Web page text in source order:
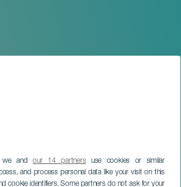
we andour 14 partnersuse cookies or similar
and process personal data like your visit on this
cookie identifiers. Some partners do not ask for your